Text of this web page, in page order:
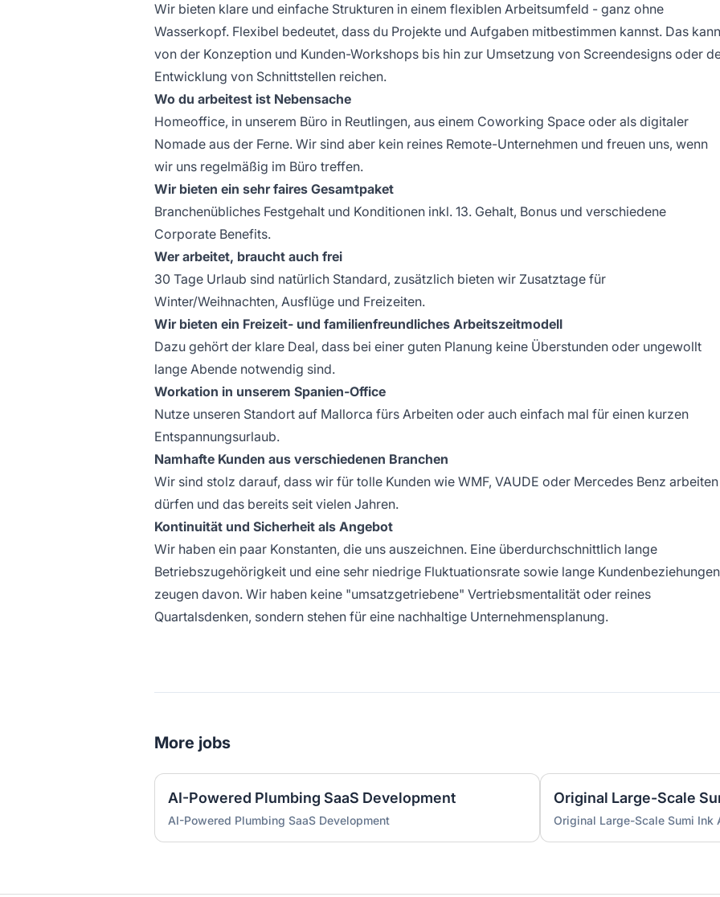
Wir bieten klare und einfache Strukturen in einem flexiblen Arbeitsumfeld - ganz ohne
Wasserkopf. Flexibel bedeutet, dass du Projekte und Aufgaben mitbestimmen kannst. Das kann
von der Konzeption und Kunden-Workshops bis hin zur Umsetzung von Screendesigns oder
Entwicklung von Schnittstellen reichen.
Wo du arbeitest ist Nebensache
Homeoffice, in unserem Büro in Reutlingen, aus einem Coworking Space oder als digitaler
Nomade aus der Ferne. Wir sind aber kein reines Remote-Unternehmen und freuen uns, wenn
wir uns regelmäßig im Büro treffen.
Wir bieten ein sehr faires Gesamtpaket
Branchenübliches Festgehalt und Konditionen inkl. 13. Gehalt, Bonus und verschiedene
Corporate Benefits.
Wer arbeitet, braucht auch frei
30 Tage Urlaub sind natürlich Standard, zusätzlich bieten wir Zusatztage für
Winter/Weihnachten, Ausflüge und Freizeiten.
Wir bieten ein Freizeit- und familienfreundliches Arbeitszeitmodell
Dazu gehört der klare Deal, dass bei einer guten Planung keine Überstunden oder ungewollt
lange Abende notwendig sind.
Workation in unserem Spanien-Office
Nutze unseren Standort auf Mallorca fürs Arbeiten oder auch einfach mal für einen kurzen
Entspannungsurlaub.
Namhafte Kunden aus verschiedenen Branchen
Wir sind stolz darauf, dass wir für tolle Kunden wie WMF, VAUDE oder Mercedes Benz arbeiten
dürfen und das bereits seit vielen Jahren.
Kontinuität und Sicherheit als Angebot
Wir haben ein paar Konstanten, die uns auszeichnen. Eine überdurchschnittlich lange
Betriebszugehörigkeit und eine sehr niedrige Fluktuationsrate sowie lange Kundenbeziehungen
zeugen davon. Wir haben keine "umsatzgetriebene" Vertriebsmentalität oder reines
Quartalsdenken, sondern stehen für eine nachhaltige Unternehmensplanung.
More jobs
AI-Powered Plumbing SaaS Development
AI-Powered Plumbing SaaS Development
Original Large-Scale
Original Large-Scale Sumi Ink